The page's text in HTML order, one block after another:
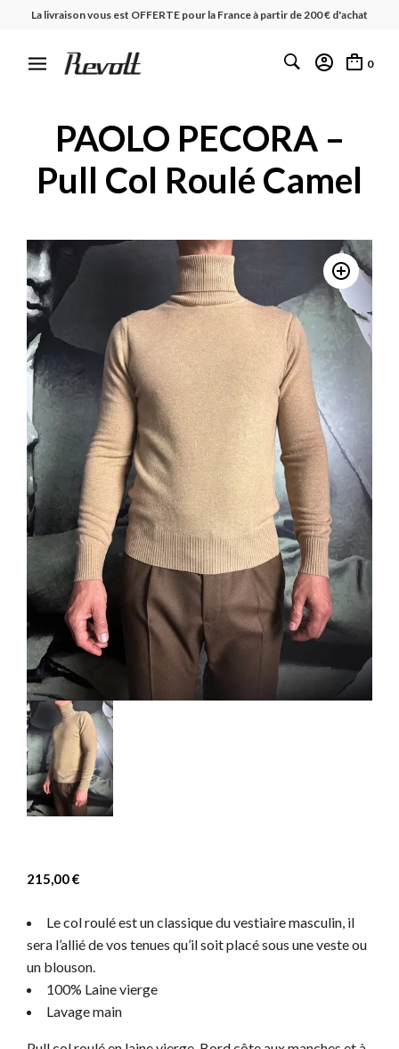
La livraison vous est OFFERTE pour la France à partir de 200 € d'achat
0
PAOLO PECORA –
Pull Col Roulé Camel
215,00€
Le col roulé est un classique du vestiaire masculin, il
sera l’allié de vos tenues qu’il soit placé sous une veste ou
un blouson.
100% Laine vierge
Lavage main